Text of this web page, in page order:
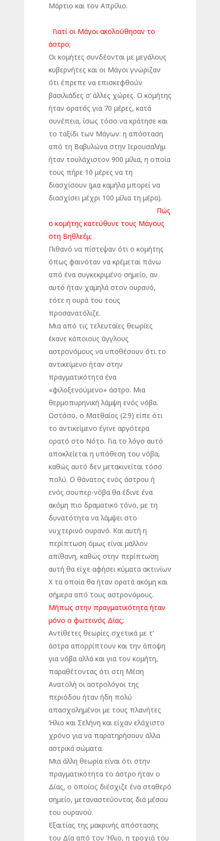
Μάρτιο και τον Απρίλιο.
Γιατί οι Μάγοι ακολούθησαν το
άστρο;
Οι κομήτες συνδέονται με μεγάλους
κυβερνήτες και οι Μάγοι γνώριζαν
ότι έπρεπε να επισκεφθούν
βασιλιάδες σ’ άλλες χώρες. Ο κομήτης
ήταν ορατός για 70 μέρες, κατά
συνέπεια, ίσως τόσο να κράτησε και
το ταξίδι των Μάγων: η απόσταση
από τη Βαβυλώνα στην Ιερουσαλήμ
ήταν τουλάχιστον 900 μίλια, η οποία
τους πήρε 10 μέρες να τη
διασχίσουν (μια καμήλα μπορεί να
διασχίσει μέχρι 100 μίλια τη μέρα).
Πώς
ο κομήτης κατεύθυνε τους Μάγους
στη Βηθλεέμ;
Πιθανό να πίστεψαν ότι ο κομήτης
όπως φαινόταν να κρέμεται πάνω
από ένα συγκεκριμένο σημείο, αν
αυτό ήταν χαμηλά στον ουρανό,
τότε η ουρά του τους
προσανατόλιζε.
Μια από τις τελευταίες θεωρίες
έκανε κάποιους άγγλους
αστρονόμους να υποθέσουν ότι το
αντικείμενο ήταν στην
πραγματικότητα ένα
«φιλοξενούμενο» άστρο. Μια
θερμοπυρηνική λάμψη ενός νόβα.
Ωστόσο, ο Ματθαίος (2:9) είπε ότι
το αντικείμενο έγινε αργότερα
ορατό στο Νότο. Για το λόγο αυτό
αποκλείεται η υπόθεση του νόβα,
καθώς αυτό δεν μετακινείται τόσο
πολύ. Ο θάνατος ενός άστρου ή
ενός σουπερ-νόβα θα έδινε ένα
ακόμη πιο δραματικό τόνο, με τη
δυνατότητα να λάμψει στο
νυχτερινό ουρανό. Και αυτή η
περίπτωση όμως είναι μάλλον
απίθανη, καθώς στην περίπτωση
αυτή θα είχε αφήσει κύματα ακτινίων
Χ τα οποία θα ήταν ορατά ακόμη και
σήμερα από τους αστρονόμους.
Μήπως στην πραγματικότητα ήταν
μόνο ο φωτεινός Δίας;
Αντίθετες θεωρίες σχετικά με τ’
άστρα απορρίπτουν και την άποψη
για νόβα αλλά και για τον κομήτη,
παραθέτοντας ότι στη Μέση
Ανατολή οι αστρολόγοι της
περιόδου ήταν ήδη πολύ
απασχολημένοι με τους πλανήτες
Ήλιο και Σελήνη και είχαν ελάχιστο
χρόνο για να παρατηρήσουν άλλα
αστρικά σώματα.
Μια άλλη θεωρία είναι ότι στην
πραγματικότητα το άστρο ήταν ο
Δίας, ο οποίος διέσχιζε ένα σταθερό
σημείο, μεταναστεύοντας διά μέσου
του ουρανού.
Εξαιτίας της μακρινής απόστασης
του Δία από τον Ήλιο, η τροχιά του